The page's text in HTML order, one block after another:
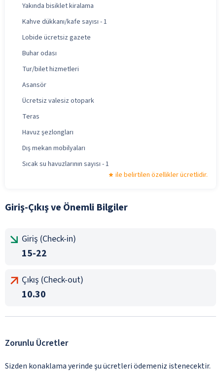
Yakında bisiklet kiralama
Kahve dükkanı/kafe sayısı - 1
Lobide ücretsiz gazete
Buhar odası
Tur/bilet hizmetleri
Asansör
Ücretsiz valesiz otopark
Teras
Havuz şezlongları
Dış mekan mobilyaları
Sıcak su havuzlarının sayısı - 1
ile belirtilen özellikler ücretlidir.
Giriş-Çıkış ve Önemli Bilgiler
Giriş (Check-in)
15-22
Çıkış (Check-out)
10.30
Zorunlu Ücretler
Sizden konaklama yerinde şu ücretleri ödemeniz istenecektir.